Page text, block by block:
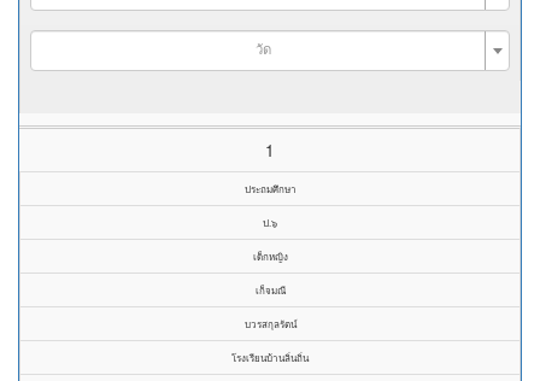
วัด
1
ประถมศึกษา
ป.๖
เด็กหญิง
เก็จมณี
บวรสกุลรัตน์
โรงเรียนบ้านลิ่นถิ่น